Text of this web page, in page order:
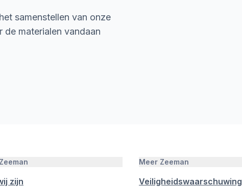
samenstellen van onze
materialen vandaan
zijn
Meer Zeeman
Veiligheidswaarschuwing